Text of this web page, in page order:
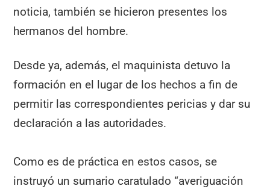
noticia, también se hicieron presentes los
hermanos del hombre.
Desde ya, además, el maquinista detuvo la
formación en el lugar de los hechos a fin de
permitir las correspondientes pericias y dar su
declaración a las autoridades.
Como es de práctica en estos casos, se
instruyó un sumario caratulado “averiguación